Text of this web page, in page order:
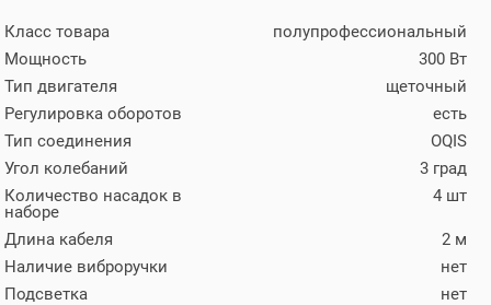
Класс товара
полупрофессиональный
Мощность
300 Вт
Тип двигателя
щеточный
Регулировка оборотов
есть
Тип соединения
OQIS
Угол колебаний
3 град
Количество насадок в
наборе
4 шт
Длина кабеля
2 м
Наличие виброручки
нет
Подсветка
нет